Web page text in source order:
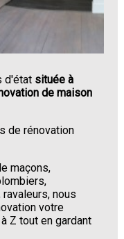
d'état située à
de maison
de rénovation
maçons,
nous
votre
Z tout en gardant